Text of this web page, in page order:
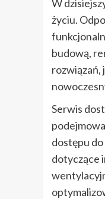
W
życiu.
budową,
rozwiązań,
Serwis
dostępu
dotyczące